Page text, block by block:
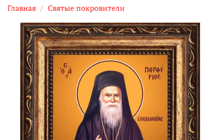
Главная Святые покровители